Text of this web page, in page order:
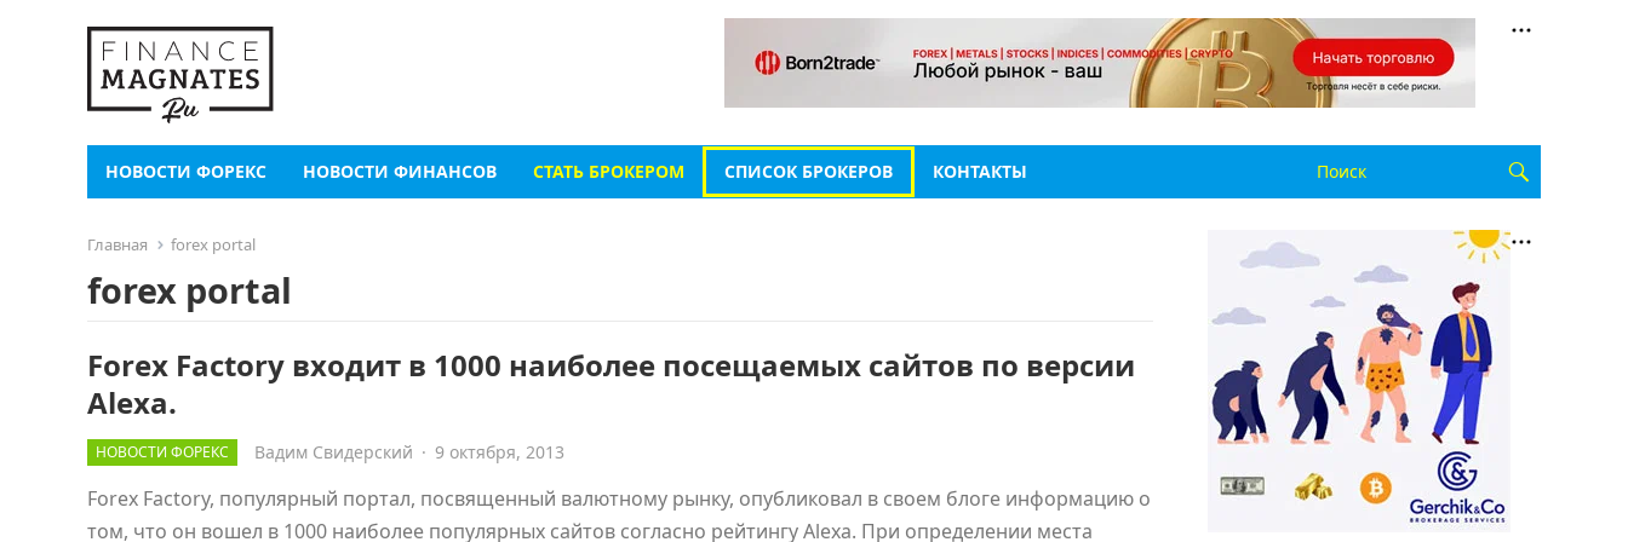
НОВОСТИ ФОРЕКС НОВОСТИ ФИНАНСОВ СТАТЬ БРОКЕРОМ СПИСОК БРОКЕРОВ КОНТАКТЫ
Главная forex portal
forex portal
Forex Factory входит в 1000 наиболее посещаемых сайтов по версии
Alexa.
НОВОСТИ ФОРЕКС Вадим Свидерский · 9 октября, 2013
Forex Factory, популярный портал, посвященный валютному рынку, опубликовал в своем блоге информацию о
том, что он вошел в 1000 наиболее популярных сайтов согласно рейтингу Alexa. При определении места